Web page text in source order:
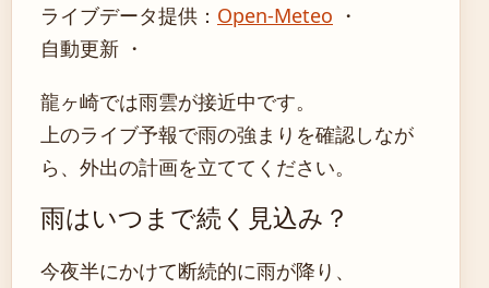
ライブデータ提供： Open-Meteo ・
自動更新 ・
龍ヶ崎では雨雲が接近中です。
上のライブ予報で雨の強まりを確認しなが
ら、外出の計画を立ててください。
雨はいつまで続く見込み？
今夜半にかけて断続的に雨が降り、